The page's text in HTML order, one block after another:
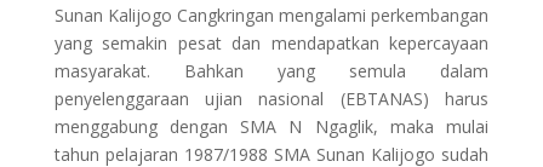
Sunan Kalijogo Cangkringan mengalami perkembangan
yang semakin pesat dan mendapatkan kepercayaan
masyarakat. Bahkan yang semula dalam
penyelenggaraan ujian nasional (EBTANAS) harus
menggabung dengan SMA N Ngaglik, maka mulai
tahun pelajaran 1987/1988 SMA Sunan Kalijogo sudah